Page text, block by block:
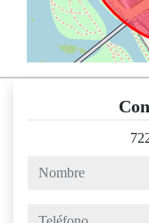
nombre
teléfono